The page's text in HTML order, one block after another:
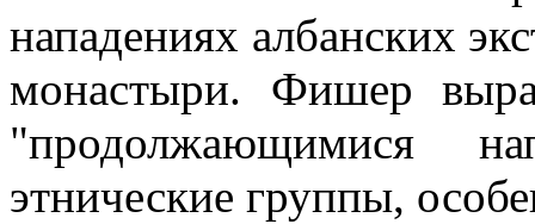
нападениях албанских
монастыри. Фишер
"продолжающимися
этнические группы,